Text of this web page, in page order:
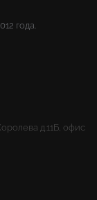
года.
д.11Б, офис